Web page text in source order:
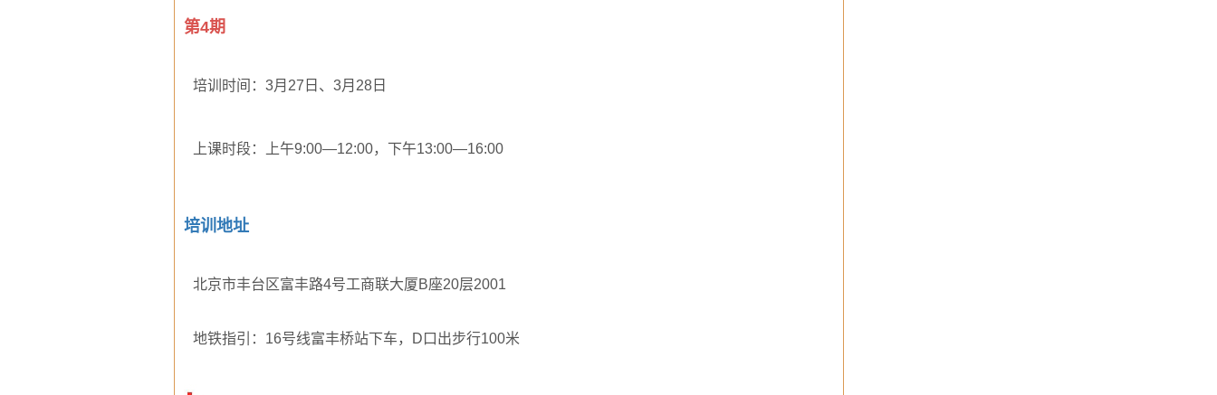
第4期
培训时间：3月27日、3月28日
上课时段：上午9:00—12:00，下午13:00—16:00
培训地址
北京市丰台区富丰路4号工商联大厦B座20层2001
地铁指引：16号线富丰桥站下车，D口出步行100米